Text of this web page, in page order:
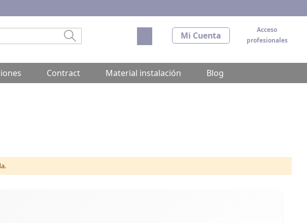
Acceso
profesionales
Mi Cuenta
Mi carrito
Contract Material instalación Blog